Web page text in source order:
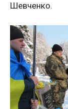
Шевченко.